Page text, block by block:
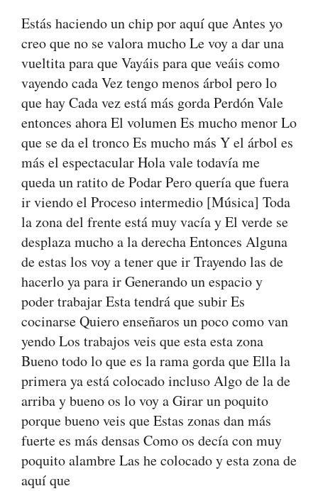
Estás haciendo un chip por aquí que Antes yo
creo que no se valora mucho Le voy a dar una
vueltita para que Vayáis para que veáis como
vayendo cada Vez tengo menos árbol pero lo
que hay Cada vez está más gorda Perdón Vale
entonces ahora El volumen Es mucho menor Lo
que se da el tronco Es mucho más Y el árbol es
más el espectacular Hola vale todavía me
queda un ratito de Podar Pero quería que fuera
ir viendo el Proceso intermedio [Música] Toda
la zona del frente está muy vacía y El verde se
desplaza mucho a la derecha Entonces Alguna
de estas los voy a tener que ir Trayendo las de
hacerlo ya para ir Generando un espacio y
poder trabajar Esta tendrá que subir Es
cocinarse Quiero enseñaros un poco como van
yendo Los trabajos veis que esta esta zona
Bueno todo lo que es la rama gorda que Ella la
primera ya está colocado incluso Algo de la de
arriba y bueno os lo voy a Girar un poquito
porque bueno veis que Estas zonas dan más
fuerte es más densas Como os decía con muy
poquito alambre Las he colocado y esta zona de
aquí que